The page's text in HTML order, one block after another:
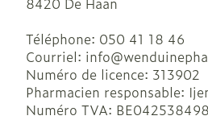
Téléphone: 050 41 18 46
Courriel: info@
Numéro de licence: 313902
Pharmacien responsable:
Numéro TVA: